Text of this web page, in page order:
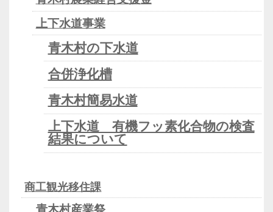
上下水道事業
青木村の下水道
合併浄化槽
青木村簡易水道
上下水道 有機フッ素化合物の検査
結果について
商工観光移住課
青木村産業祭